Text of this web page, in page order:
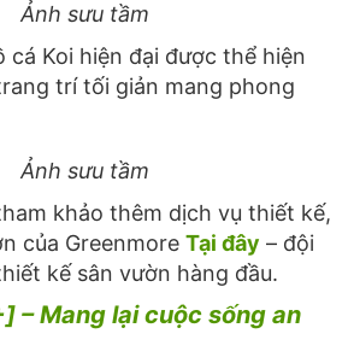
Ảnh sưu tầm
cá Koi hiện đại được thể hiện
trí tối giản mang phong
Ảnh sưu tầm
khảo thêm dịch vụ thiết kế,
của Greenmore Tại đây – đội
kế sân vườn hàng đầu.
– Mang lại cuộc sống an